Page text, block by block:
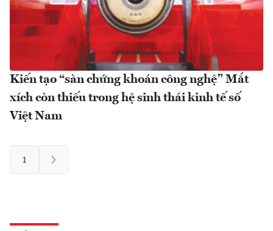
Kiến tạo “sàn chứng khoán công nghệ” Mắt
xích còn thiếu trong hệ sinh thái kinh tế số
Việt Nam
1